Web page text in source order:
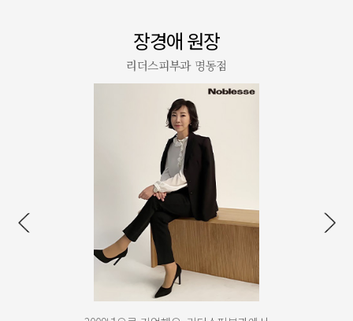
김수홍 원장
리더스피부과 판교점